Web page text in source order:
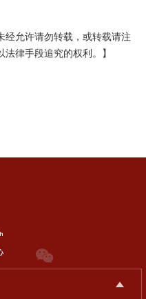
经允许请勿转载，或转载请注
律手段追究的权利。】